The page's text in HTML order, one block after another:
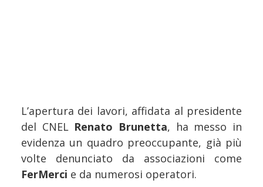
L’apertura dei lavori, affidata al presidente
del CNEL Renato Brunetta, ha messo in
evidenza un quadro preoccupante, già più
volte denunciato da associazioni come
FerMerci e da numerosi operatori.